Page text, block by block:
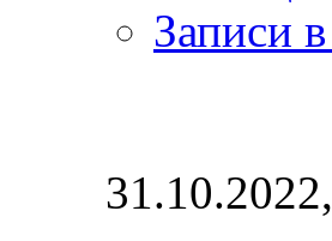
Записи
31.10.2022,